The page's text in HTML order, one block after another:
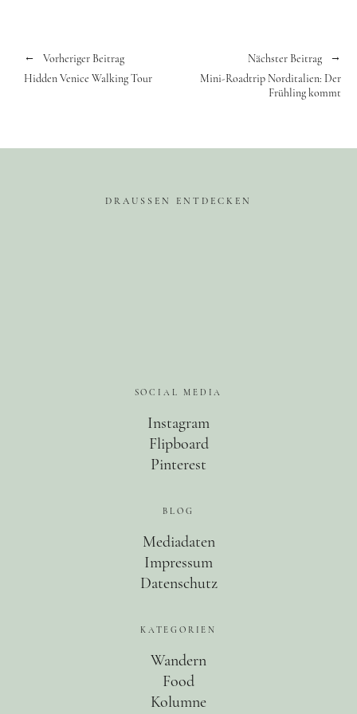
Vorheriger Beitrag
Hidden Venice Walking Tour
Nächster Beitrag
Mini-Roadtrip Norditalien: Der
Frühling kommt
DRAUSSEN ENTDECKEN
SOCIAL MEDIA
Instagram
Flipboard
Pinterest
BLOG
Mediadaten
Impressum
Datenschutz
KATEGORIEN
Wandern
Food
Kolumne